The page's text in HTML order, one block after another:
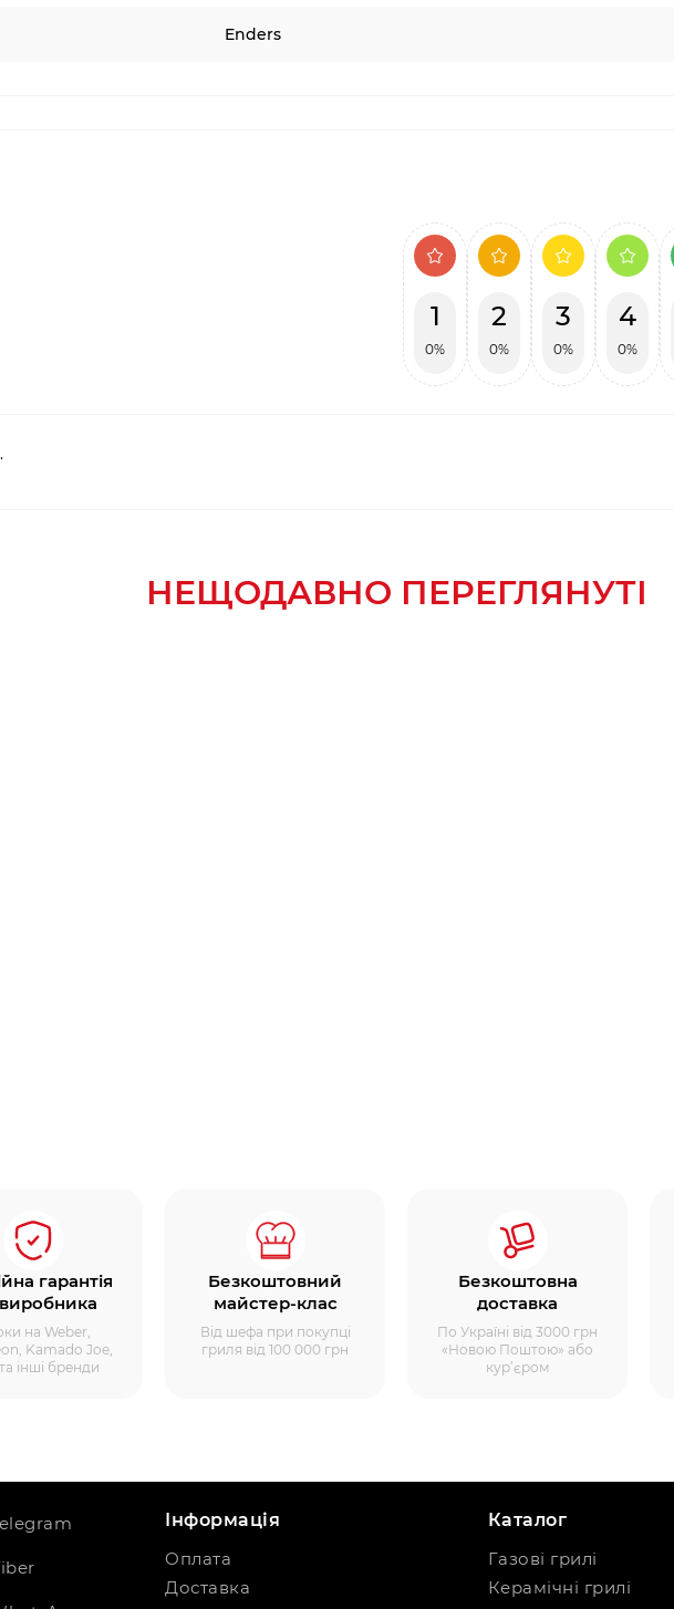
Enders
1
0%
2
0%
3
0%
4
0%
НЕЩОДАВНО ПЕРЕГЛЯНУТІ
гарантія
виробника
на Weber,
Kamado Joe,
інші бренди
Безкоштовний
майстер-клас
Від шефа при покупці
гриля від 100 000 грн
Безкоштовна
доставка
По Україні від 3000 грн
«Новою Поштою» або
кур’єром
Інформація
Оплата
Доставка
Каталог
Газові грилі
Керамічні грилі